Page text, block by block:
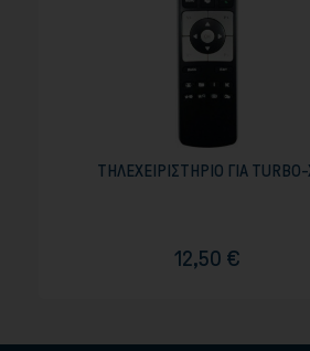
ΤΗΛΕΧΕΙΡΙΣΤΗΡΙΟ ΓΙΑ TURBO-
12,50 €